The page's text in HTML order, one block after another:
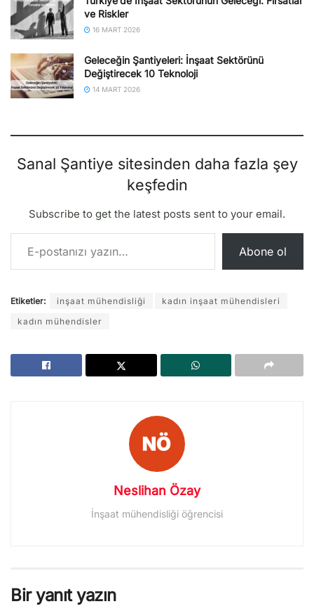
ve Riskler
16 MART 2026
Geleceğin Şantiyeleri: İnşaat Sektörünü
Değiştirecek 10 Teknoloji
14 MART 2026
Sanal Şantiye sitesinden daha fazla şey
keşfedin
Subscribe to get the latest posts sent to your email.
E-postanızı yazın…
Abone ol
Etiketler: inşaat mühendisliği
kadın inşaat mühendisleri
kadın mühendisler
Neslihan Özay
İnşaat mühendisliği öğrencisi
Bir yanıt yazın